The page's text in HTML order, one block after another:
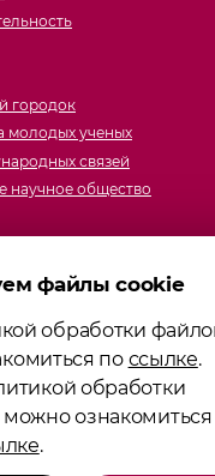
городок
молодых ученых
связей
научное общество
государственный
Государственного
указания
файлы cookie
обработки
по ссылке.
обработки
.